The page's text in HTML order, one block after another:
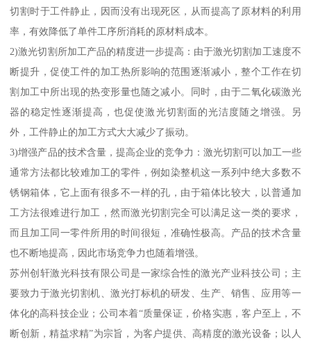
切割时于工件静止，因而没有出现死区，从而提高了原材料的利用
率，有效降低了单件工序所消耗的原材料成本。
2)激光切割所加工产品的精度进一步提高：由于激光切割加工速度不
断提升，促使工件的加工热所影响的范围逐渐减小，整个工作在切
割加工中所出现的热变形量也随之减小。同时，由于二氧化碳激光
器的稳定性逐渐提高，也促使激光切割面的光洁度随之增强。另
外，工件静止的加工方式大大减少了振动。
3)增强产品的技术含量，提高企业的竞争力：激光切割可以加工一些
通常方法都比较难加工的零件，例如染整机这一系列中绝大多数不
锈钢箱体，它上面有很多不一样的孔，由于箱体比较大，以普通加
工方法很难进行加工，然而激光切割完全可以满足这一类的要求，
而且加工同一零件所用的时间很短，准确性极高。产品的技术含量
也不断地提高，因此市场竞争力也随着增强。
苏州创轩激光科技有限公司是一家综合性的激光产业科技公司；主
要致力于激光切割机、激光打标机的研发、生产、销售、应用等一
体化的高科技企业；公司本着“质量保证，价格实惠，客户至上，不
断创新，精益求精”为宗旨，为客户提供、高精度的激光设备；以人